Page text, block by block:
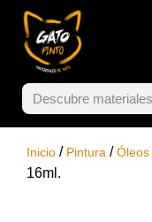
Inicio / Pintura /Óleos
16ml.